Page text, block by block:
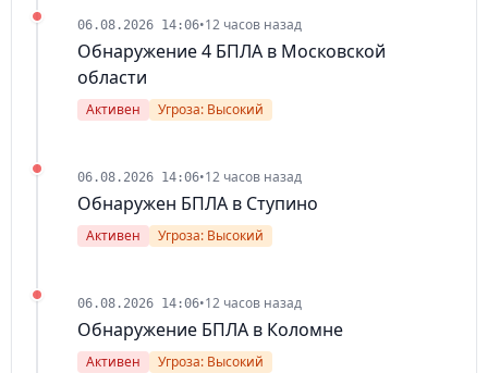
06.08.2026 14:06•12 часов назад
Обнаружение 4 БПЛА в Московской
области
Активен Угроза: Высокий
06.08.2026 14:06•12 часов назад
Обнаружен БПЛА в Ступино
Активен Угроза: Высокий
06.08.2026 14:06•12 часов назад
Обнаружение БПЛА в Коломне
Активен Угроза: Высокий